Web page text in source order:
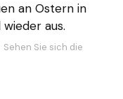
an Ostern in
aus.
Sehen Sie sich die